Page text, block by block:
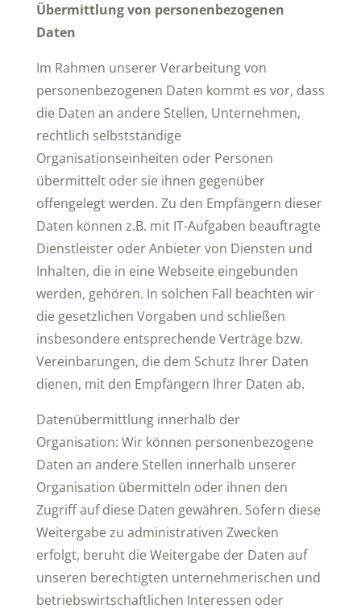
Übermittlung von personenbezogenen
Daten
Im Rahmen unserer Verarbeitung von
personenbezogenen Daten kommt es vor, dass
die Daten an andere Stellen, Unternehmen,
rechtlich selbstständige
Organisationseinheiten oder Personen
übermittelt oder sie ihnen gegenüber
offengelegt werden. Zu den Empfängern dieser
Daten können z.B. mit IT-Aufgaben beauftragte
Dienstleister oder Anbieter von Diensten und
Inhalten, die in eine Webseite eingebunden
werden, gehören. In solchen Fall beachten wir
die gesetzlichen Vorgaben und schließen
insbesondere entsprechende Verträge bzw.
Vereinbarungen, die dem Schutz Ihrer Daten
dienen, mit den Empfängern Ihrer Daten ab.
Datenübermittlung innerhalb der
Organisation: Wir können personenbezogene
Daten an andere Stellen innerhalb unserer
Organisation übermitteln oder ihnen den
Zugriff auf diese Daten gewähren. Sofern diese
Weitergabe zu administrativen Zwecken
erfolgt, beruht die Weitergabe der Daten auf
unseren berechtigten unternehmerischen und
betriebswirtschaftlichen Interessen oder